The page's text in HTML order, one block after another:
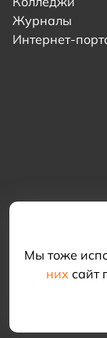
Мы тоже
нихсайт
Журналы
Интернет-
©